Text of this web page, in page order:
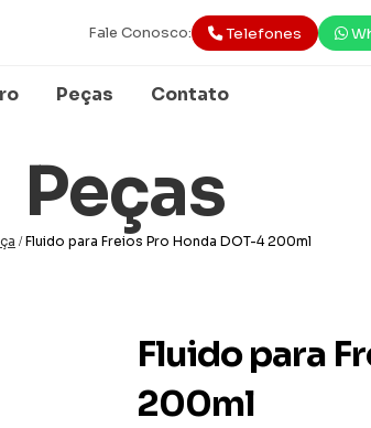
Fale Conosco: Telefones
Peças Contato
Peças
/Fluido para Freios Pro Honda DOT-4 200ml
Fluido para
200ml